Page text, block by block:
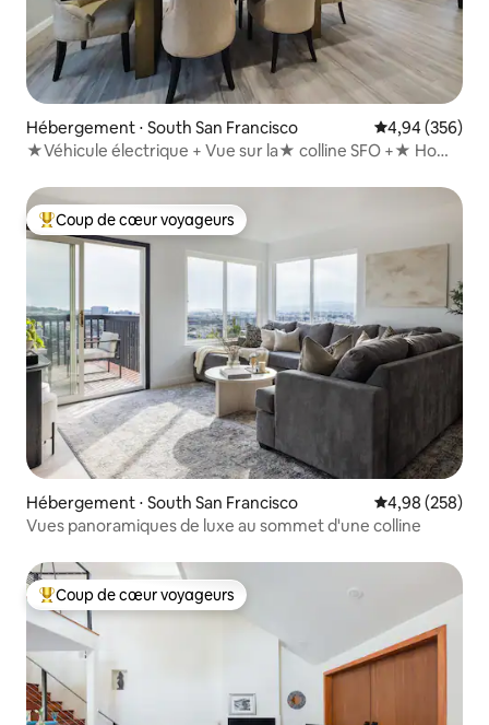
Hébergement ⋅ South San Francisco Évaluation
4,94 (356)
★Véhicule électrique + Vue sur la★ colline SFO +★ Home
Coups de cœur voyageurs les plus appréciés
Coup de cœur voyageurs
Hébergement ⋅ South San Francisco Évaluation
4,98 (258)
Vues panoramiques de luxe au sommet d'une colline
Coups de cœur voyageurs les plus appréciés
Coup de cœur voyageurs